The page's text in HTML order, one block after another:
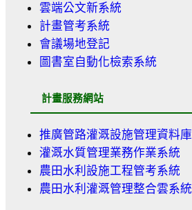
雲端公文新系統
計畫管考系統
會議場地登記
圖書室自動化檢索系統
計畫服務網站
推廣管路灌溉設施管理資料庫
灌溉水質管理業務作業系統
農田水利設施工程管考系統
農田水利灌溉管理整合雲系統